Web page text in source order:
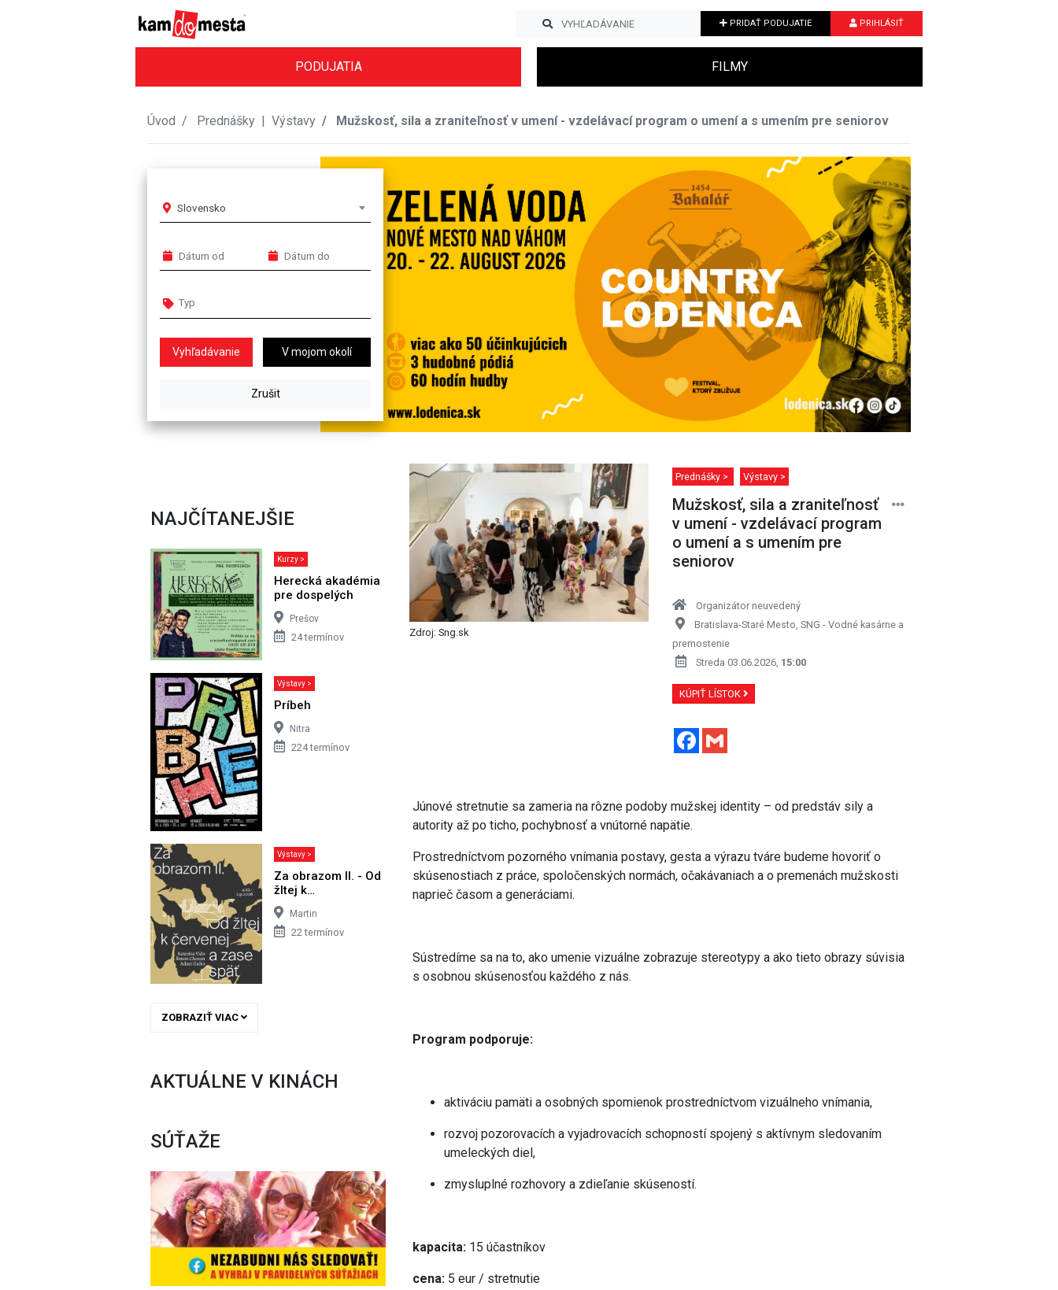
PRIDAŤ PODUJATIE PRIHLÁSIŤ
PODUJATIA FILMY
Úvod Prednášky | Výstavy Mužskosť, sila a zraniteľnosť v umení - vzdelávací program o umení a s umením pre seniorov
Slovensko
V mojom okolí
Next
NAJČÍTANEJŠIE
Kurzy >
Herecká akadémia
pre dospelých
Prešov
24 termínov
Výstavy >
Príbeh
Nitra
224 termínov
Výstavy >
Za obrazom II. - Od
žltej k…
Martin
22 termínov
ZOBRAZIŤ VIAC
AKTUÁLNE V KINÁCH
SÚŤAŽE
Zdroj: Sng.sk
Prednášky > Výstavy >
Mužskosť, sila a zraniteľnosť
v umení - vzdelávací program
o umení a s umením pre
seniorov
Organizátor neuvedený
Bratislava-Staré Mesto, SNG - Vodné kasárne a
premostenie
Streda 03.06.2026, 15:00
KÚPIŤ LÍSTOK
Facebook
Júnové stretnutie sa zameria na rôzne podoby mužskej identity – od predstáv sily a
autority až po ticho, pochybnosť a vnútorné napätie.
Prostredníctvom pozorného vnímania postavy, gesta a výrazu tváre budeme hovoriť o
skúsenostiach z práce, spoločenských normách, očakávaniach a o premenách mužskosti
naprieč časom a generáciami.
Sústredíme sa na to, ako umenie vizuálne zobrazuje stereotypy a ako tieto obrazy súvisia
s osobnou skúsenosťou každého z nás.
Program podporuje:
aktiváciu pamäti a osobných spomienok prostredníctvom vizuálneho vnímania,
rozvoj pozorovacích a vyjadrovacích schopností spojený s aktívnym sledovaním
umeleckých diel,
zmysluplné rozhovory a zdieľanie skúseností.
kapacita: 15 účastníkov
cena: 5 eur / stretnutie